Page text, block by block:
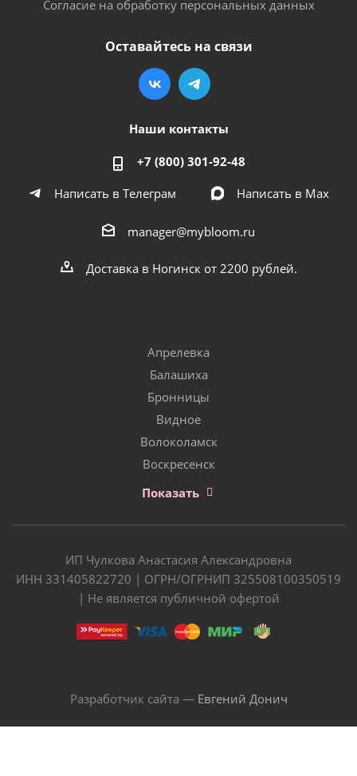
Согласие на обработку персональных данных
Оставайтесь на связи
Наши контакты
+7 (800) 301-92-48
Написать в Телеграм
Написать в Мах
manager@mybloom.ru
Доставка в Ногинск от 2200 рублей.
Апрелевка
Балашиха
Бронницы
Видное
Волоколамск
Воскресенск
Показать
ИП Чулкова Анастасия Александровна
ИНН 331405822720 | ОГРН/ОГРНИП 325508100350519
| Не является публичной офертой
Разработчик сайта — Евгений Донич